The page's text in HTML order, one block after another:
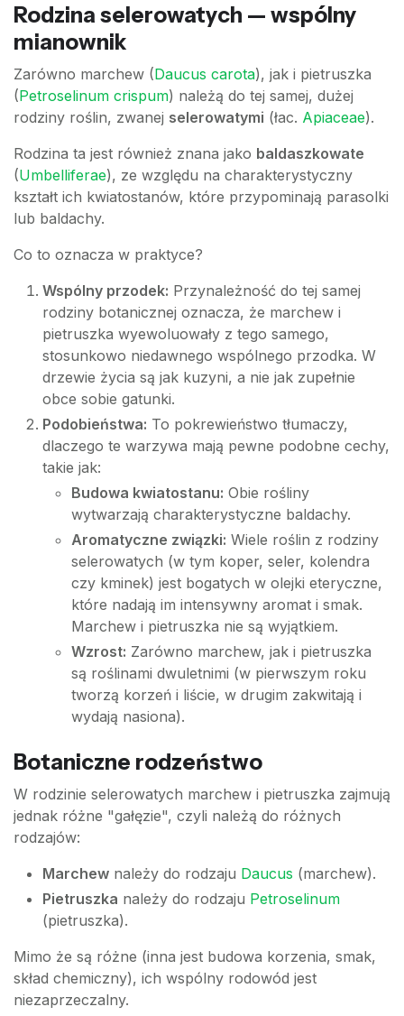
Rodzina selerowatych — wspólny
mianownik
Zarówno marchew (Daucus carota), jak i pietruszka
(Petroselinum crispum) należą do tej samej, dużej
rodziny roślin, zwanej selerowatymi (łac. Apiaceae).
Rodzina ta jest również znana jako baldaszkowate
(Umbelliferae), ze względu na charakterystyczny
kształt ich kwiatostanów, które przypominają parasolki
lub baldachy.
Co to oznacza w praktyce?
Wspólny przodek: Przynależność do tej samej
rodziny botanicznej oznacza, że marchew i
pietruszka wyewoluowały z tego samego,
stosunkowo niedawnego wspólnego przodka. W
drzewie życia są jak kuzyni, a nie jak zupełnie
obce sobie gatunki.
Podobieństwa: To pokrewieństwo tłumaczy,
dlaczego te warzywa mają pewne podobne cechy,
takie jak:
Budowa kwiatostanu: Obie rośliny
wytwarzają charakterystyczne baldachy.
Aromatyczne związki: Wiele roślin z rodziny
selerowatych (w tym koper, seler, kolendra
czy kminek) jest bogatych w olejki eteryczne,
które nadają im intensywny aromat i smak.
Marchew i pietruszka nie są wyjątkiem.
Wzrost: Zarówno marchew, jak i pietruszka
są roślinami dwuletnimi (w pierwszym roku
tworzą korzeń i liście, w drugim zakwitają i
wydają nasiona).
Botaniczne rodzeństwo
W rodzinie selerowatych marchew i pietruszka zajmują
jednak różne "gałęzie", czyli należą do różnych
rodzajów:
Marchew należy do rodzaju Daucus (marchew).
Pietruszka należy do rodzaju Petroselinum
(pietruszka).
Mimo że są różne (inna jest budowa korzenia, smak,
skład chemiczny), ich wspólny rodowód jest
niezaprzeczalny.